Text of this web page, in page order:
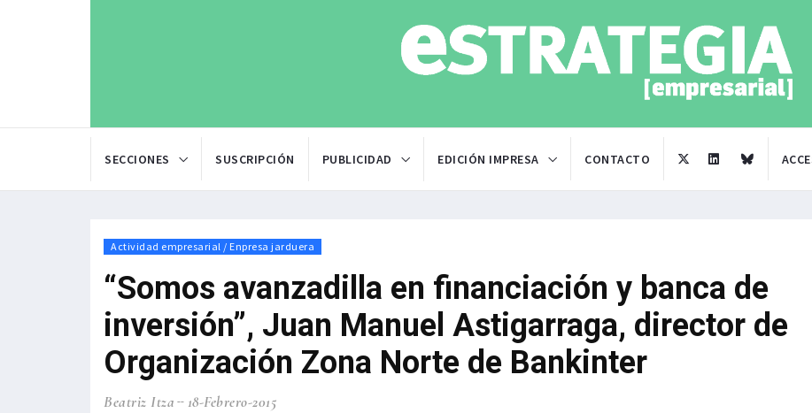
SECCIONES SUSCRIPCIÓN PUBLICIDAD EDICIÓN IMPRESA CONTACTO
Actividad empresarial / Enpresa jarduera
“Somos avanzadilla en financiación y banca de
inversión”, Juan Manuel Astigarraga, director de
Organización Zona Norte de Bankinter
Beatriz Itza 18-Febrero-2015